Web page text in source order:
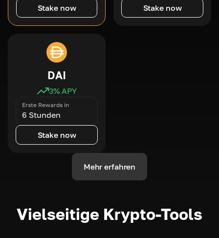
Stake now Stake now
DAI
3% APY
Erste Rewards in
6 Stunden
Stake now
Mehr erfahren
Vielseitige Krypto-Tools